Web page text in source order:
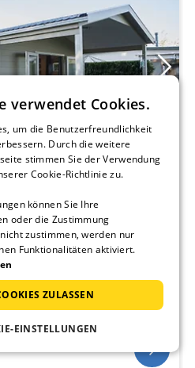
privater Sauna
Kochplatten, Gas),
Mikrowelle,
verwendet Cookies.
um die Benutzerfreundlichkeit
Durch die weitere
stimmen Sie der Verwendung
Cookie-Richtlinie zu.
können Sie Ihre
oder die Zustimmung
zustimmen, werden nur
Funktionalitäten aktiviert.
ZULASSEN
EINSTELLUNGEN